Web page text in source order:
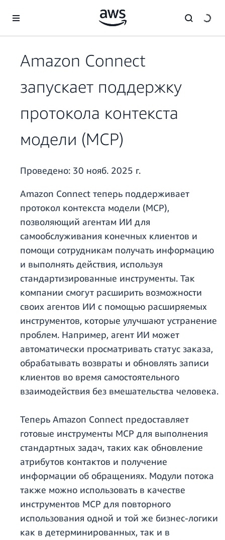
Перейти к главному контенту
Amazon Connect
запускает поддержку
протокола контекста
модели (MCP)
Проведено: 30 нояб. 2025 г.
Amazon Connect теперь поддерживает
протокол контекста модели (MCP),
позволяющий агентам ИИ для
самообслуживания конечных клиентов и
помощи сотрудникам получать информацию
и выполнять действия, используя
стандартизированные инструменты. Так
компании смогут расширить возможности
своих агентов ИИ с помощью расширяемых
инструментов, которые улучшают устранение
проблем. Например, агент ИИ может
автоматически просматривать статус заказа,
обрабатывать возвраты и обновлять записи
клиентов во время самостоятельного
взаимодействия без вмешательства человека.
Теперь Amazon Connect предоставляет
готовые инструменты MCP для выполнения
стандартных задач, таких как обновление
атрибутов контактов и получение
информации об обращениях. Модули потока
также можно использовать в качестве
инструментов MCP для повторного
использования одной и той же бизнес-логики
как в детерминированных, так и в